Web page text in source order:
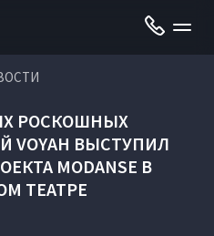
РОСКОШНЫХ
VOYAH ВЫСТУПИЛ
MODANSE В
ТЕАТРЕ